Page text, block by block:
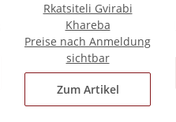
Rkatsiteli Gvirabi
Khareba
Preise nach Anmeldung
sichtbar
Zum Artikel